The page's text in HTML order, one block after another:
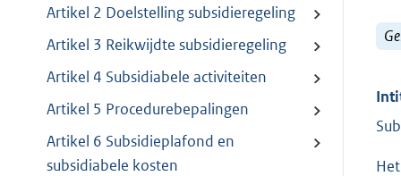
Artikel 2 Doelstelling subsidieregeling
Artikel 3 Reikwijdte subsidieregeling
Artikel 4 Subsidiabele activiteiten
Artikel 5 Procedurebepalingen
Artikel 6 Subsidieplafond en
subsidiabele kosten